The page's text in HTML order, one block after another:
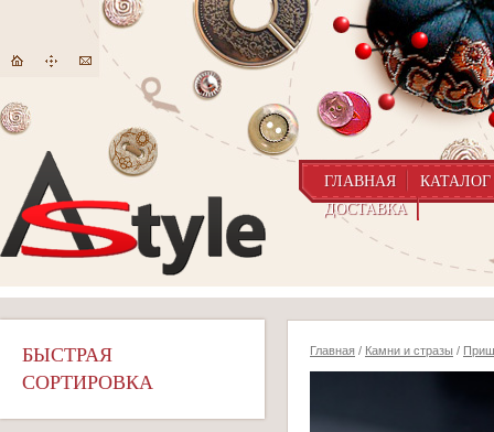
ГЛАВНАЯ
КАТАЛОГ
ДОСТАВКА
БЫСТРАЯ
СОРТИРОВКА
Главная / Камни и стразы /